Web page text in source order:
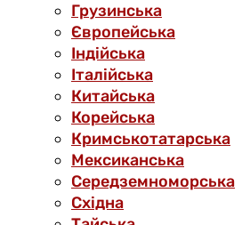
Грузинська
Європейська
Індійська
Італійська
Китайська
Корейська
Кримськотатарська
Мексиканська
Середземноморська
Східна